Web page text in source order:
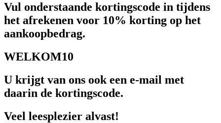
Vul onderstaande kortingscode in tijdens
het afrekenen voor 10% korting op het
aankoopbedrag.
WELKOM10
U krijgt van ons ook een e-mail met
daarin de kortingscode.
Veel leesplezier alvast!